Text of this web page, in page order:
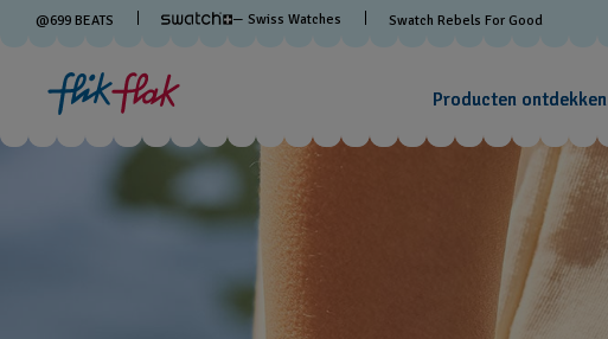
@699 BEATS — Swiss Watches Swatch Rebels For Good
Producten ontdekken